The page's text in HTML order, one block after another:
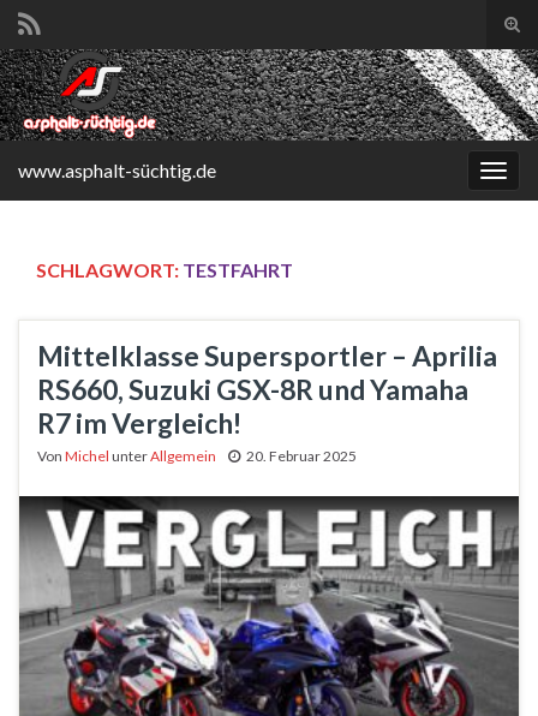
Search for:
www.asphalt-süchtig.de
SCHLAGWORT: TESTFAHRT
Mittelklasse Supersportler – Aprilia
RS660, Suzuki GSX-8R und Yamaha
R7 im Vergleich!
Von Michel unterAllgemein 20. Februar 2025